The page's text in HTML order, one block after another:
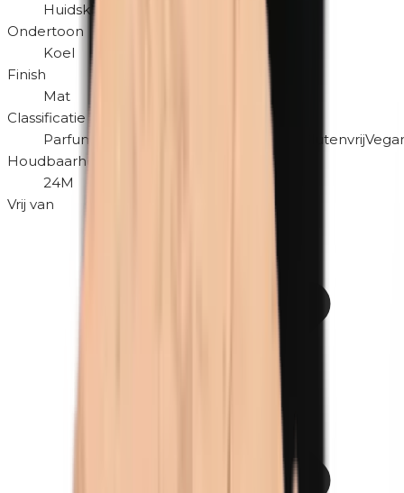
Huidskleur
Ondertoon
Koel
Finish
Mat
Classificatie
Parfumvrij
Glutenvrij
Houdbaarheid na openen
24M
Vrij van